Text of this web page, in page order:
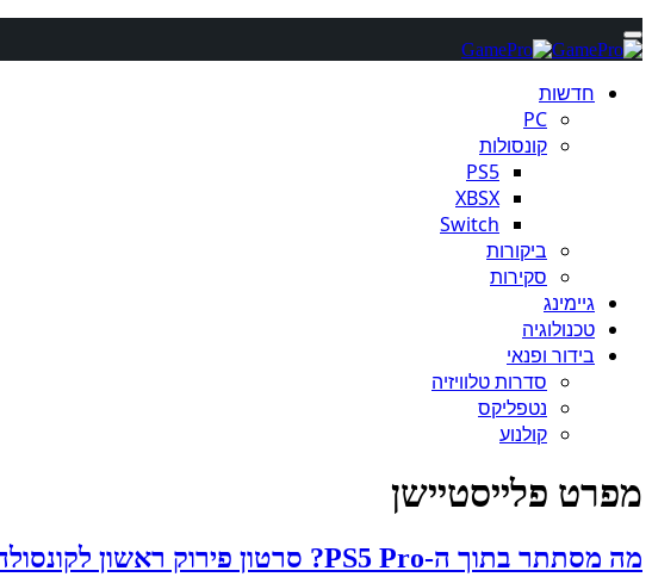
חדשות
PC
קונסולות
PS5
XBSX
Switch
ביקורות
סקירות
גיימינג
טכנולוגיה
בידור ופנאי
סדרות טלוויזיה
נטפליקס
קולנוע
מפרט פלייסטיישן
מה מסתתר בתוך ה-PS5 Pro? סרטון פירוק ראשון לקונסולה חושף את החומרה והרכיבים